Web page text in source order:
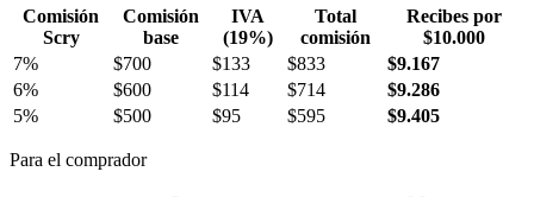
Comisión
Scry
Comisión
base
IVA
(19%)
Total
comisión
Recibes por
$10.000
7%
$700 $133 $833
$9.167
6%
$600 $114 $714
$9.286
5%
$500 $95 $595 $9.405
Para el comprador